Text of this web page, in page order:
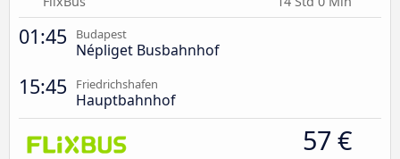
01:45 Budapest
Népliget Busbahnhof
15:45 Friedrichshafen
Hauptbahnhof
57 €